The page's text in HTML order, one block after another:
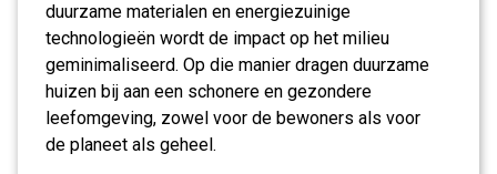
duurzame materialen en energiezuinige
technologieën wordt de impact op het milieu
geminimaliseerd. Op die manier dragen duurzame
huizen bij aan een schonere en gezondere
leefomgeving, zowel voor de bewoners als voor
de planeet als geheel.